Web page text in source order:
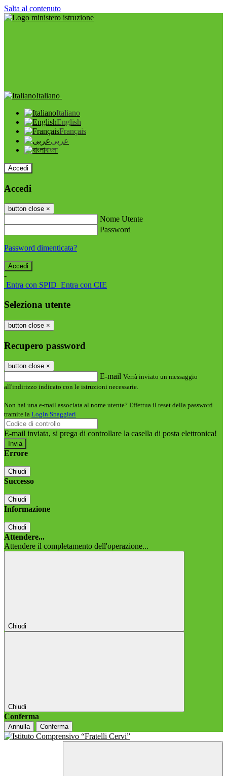
Salta al contenuto
Italiano
Italiano
English
Français
عربى
বাংলা
Accedi
Accedi
button close ×
Nome Utente
Password
Password dimenticata?
-
Entra con SPID Entra con CIE
Seleziona utente
button close ×
Recupero password
button close ×
E-mail Verrà inviato un messaggio
all'indirizzo indicato con le istruzioni necessarie.
Non hai una e-mail associata al nome utente? Effettua il reset della password
tramite la Login Spaggiari
E-mail inviata, si prega di controllare la casella di posta elettronica!
Errore
Chiudi
Successo
Chiudi
Informazione
Chiudi
Attendere...
Attendere il completamento dell'operazione...
Chiudi
Chiudi
Conferma
Annulla Conferma